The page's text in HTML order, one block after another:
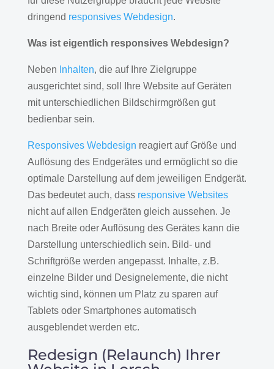
dringend responsives Webdesign.
Was ist eigentlich responsives Webdesign?
Neben Inhalten, die auf Ihre Zielgruppe
ausgerichtet sind, soll Ihre Website auf Geräten
mit unterschiedlichen Bildschirmgrößen gut
bedienbar sein.
Responsives Webdesign reagiert auf Größe und
Auflösung des Endgerätes und ermöglicht so die
optimale Darstellung auf dem jeweiligen Endgerät.
Das bedeutet auch, dass responsive Websites
nicht auf allen Endgeräten gleich aussehen. Je
nach Breite oder Auflösung des Gerätes kann die
Darstellung unterschiedlich sein. Bild- und
Schriftgröße werden angepasst. Inhalte, z.B.
einzelne Bilder und Designelemente, die nicht
wichtig sind, können um Platz zu sparen auf
Tablets oder Smartphones automatisch
ausgeblendet werden etc.
Redesign (Relaunch) Ihrer